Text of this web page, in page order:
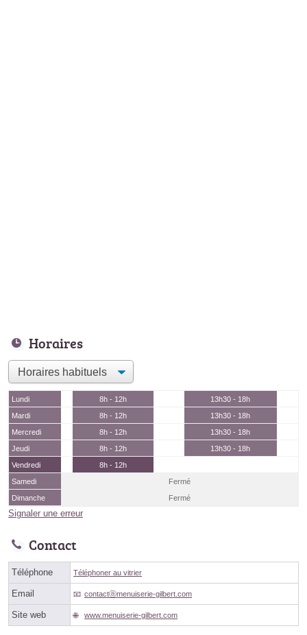
Horaires
Lundi 8h - 12h
13h30 - 18h
Mardi
8h - 12h
13h30 - 18h
Mercredi
8h - 12h
13h30 - 18h
Jeudi
8h - 12h
13h30 - 18h
Vendredi
8h - 12h
Samedi
Fermé
Dimanche
Fermé
Signaler une erreur
Contact
Téléphone Téléphoner au vitrier
Email contactⓐmenuiserie-gilbert.com
Site web www.menuiserie-gilbert.com